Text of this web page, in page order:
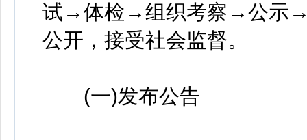
试→体检→组织考察→公示→
公开，接受社会监督。
(一)发布公告